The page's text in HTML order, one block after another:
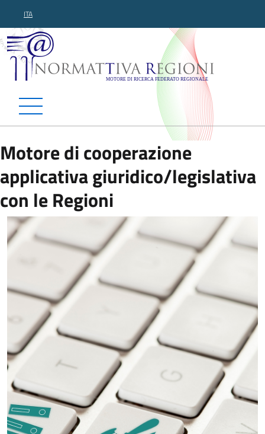
ITA
Normattiva Regioni -
Motore di cooperazione
applicativa giuridico/legislativa
con le Regioni